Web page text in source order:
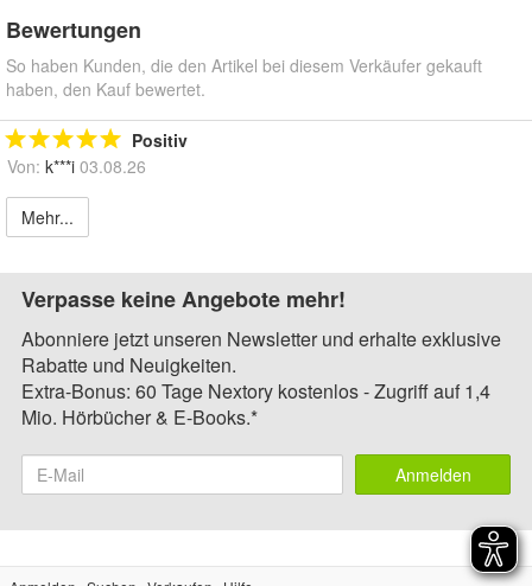
Bewertungen
So haben Kunden, die den Artikel bei diesem Verkäufer gekauft
haben, den Kauf bewertet.
Positiv
Von: k***i 03.08.26
Mehr...
Verpasse keine Angebote mehr!
Abonniere jetzt unseren Newsletter und erhalte exklusive
Rabatte und Neuigkeiten.
Extra-Bonus: 60 Tage Nextory kostenlos - Zugriff auf 1,4
Mio. Hörbücher & E-Books.*
Anmelden